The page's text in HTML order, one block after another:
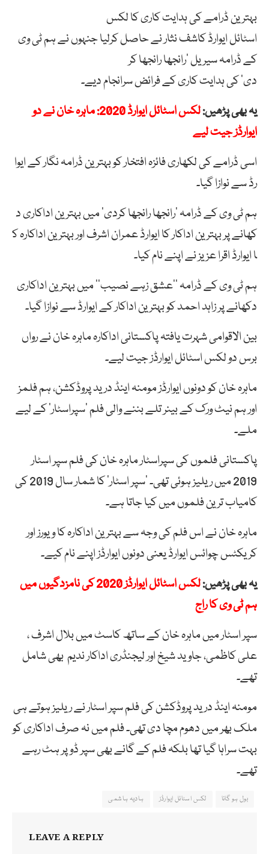
بہترینڈرامےکیہدایتکاریکا لکس
اسٹائلایوارڈکاشفنثارنےحاصلکرلیاجنہوںنےہمٹیوی
کےڈرامہ سیریل’رانجھارانجھاکر
دی‘کیہدایتکاریکےفرائضسرانجامدیے۔
یہ بھی پڑھیں:
لکس اسٹائل ایوارڈ 2020: ماہرہ خان نے دو
ایوارڈز جیت لیے
اسیڈرامےکیلکھاریفائزہافتخارکوبہترینڈرامہنگارکےایوا
رڈسےنوازاگیا۔
ہمٹیویکےڈرامہ’رانجھارانجھاکردی‘میںبہتریناداکارید
کھانےپربہتریناداکارکاایوارڈعمراناشرفاوربہتریناداکارہک
اایوارڈاقراعزیزنےاپنےنامکیا۔
ہمٹیویکےڈرامہ’’عشقزہےنصیب‘‘میںبہتریناداکاری
دکھانےپرزاہداحمدکوبہتریناداکارکےایوارڈسےنوازاگیا۔
بین الاقوامی شہرت یافتہ پاکستانی اداکارہ ماہرہ خان نے رواں
برس دو لکس اسٹائل ایوارڈز جیت لیے۔
ماہرہ خان کو دونوں ایوارڈز مومنہ اینڈ درید پروڈکشن، ہم فلمز
اور ہم نیٹ ورک کے بینر تلے بننے والی فلم ’سپراسٹار‘ کے لیے
ملے۔
پاکستانی فلموں کی سپراسٹار ماہرہ خان کی فلم سپر اسٹار
2019 میں ریلیز ہوئی تھی۔ ’سپر اسٹار‘ کا شمار سال 2019 کی
کامیاب ترین فلموں میں کیا جاتا ہے۔
ماہرہ خان نے اس فلم کی وجہ سے بہترین اداکارہ کا ویورز اور
کریکٹس چوائس ایوارڈ یعنی دونوں ایوارڈز اپنے نام کیے۔
یہ بھی پڑھیں:
لکس اسٹائل ایوارڈز 2020 کی نامزدگیوں میں
ہم ٹی وی کا راج
سپر اسٹار میں ماہرہ خان کے ساتھ کاسٹ میں بلال اشرف ،
علی کاظمی، جاوید شیخ اور لیجنڈری اداکار ندیم بھی شامل
تھے۔
مومنہ اینڈ درید پروڈکشن کی فلم سپر اسٹار نے ریلیز ہوتے ہی
ملک بھر میں دھوم مچا دی تھی۔ فلم میں نہ صرف اداکاری کو
بہت سراہا گیا تھا بلکہ فلم کے گانے بھی سپر ڈوپر ہٹ رہے
تھے۔
بول ہو گانا لکس اسٹائل ایوارڈز ہادیہ ہاشمی
LEAVE A REPLY